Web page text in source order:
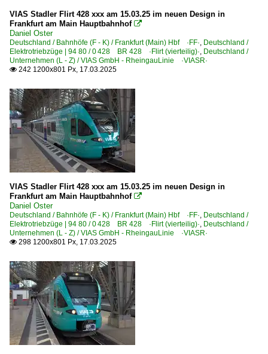
VIAS Stadler Flirt 428 xxx am 15.03.25 im neuen Design in
Frankfurt am Main Hauptbahnhof 
Daniel Oster
Deutschland / Bahnhöfe (F - K) / Frankfurt (Main) Hbf ·FF·, Deutschland /
Elektrotriebzüge | 94 80 / 0 428 BR 428 ·Flirt (vierteilig)·, Deutschland /
Unternehmen (L - Z) / VIAS GmbH - RheingauLinie ·VIASR·
 242 1200x801 Px, 17.03.2025
VIAS Stadler Flirt 428 xxx am 15.03.25 im neuen Design in
Frankfurt am Main Hauptbahnhof 
Daniel Oster
Deutschland / Bahnhöfe (F - K) / Frankfurt (Main) Hbf ·FF·, Deutschland /
Elektrotriebzüge | 94 80 / 0 428 BR 428 ·Flirt (vierteilig)·, Deutschland /
Unternehmen (L - Z) / VIAS GmbH - RheingauLinie ·VIASR·
 298 1200x801 Px, 17.03.2025